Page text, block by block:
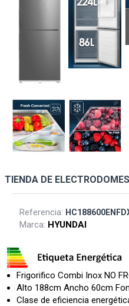
TIENDA DE
Referencia:
Marca: HYUNDAI
Frigorifico Combi Inox NO
Alto 188cm Ancho 60cm
Clase de eficiencia